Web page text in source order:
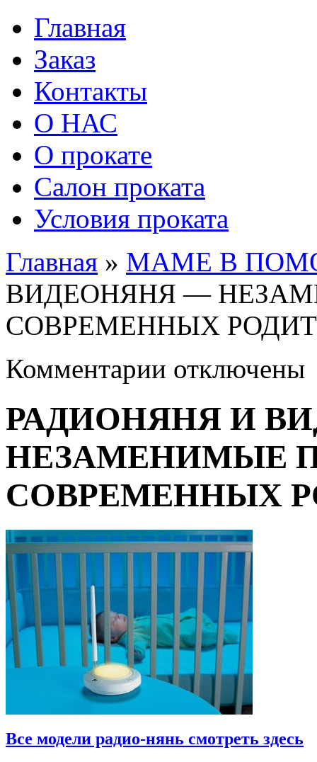
Главная
Заказ
Контакты
О НАС
О прокате
Салон проката
Условия проката
Главная » МАМЕ В
ВИДЕОНЯНЯ —
СОВРЕМЕННЫХ
Комментарии записи
ВИДЕОНЯНЯ
ПОМОЩНИКИ
СОВРЕМЕННЫХ
отключены
РАДИОНЯНЯ И
НЕЗАМЕНИМЫЕ
СОВРЕМЕННЫХ
Все модели радио-нянь смотреть здесь